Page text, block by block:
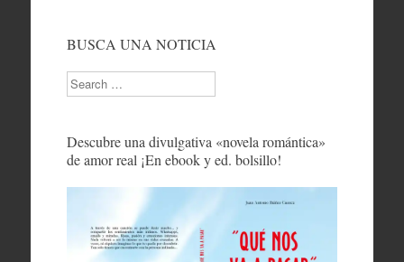
BUSCA UNA NOTICIA
Search
Descubre una divulgativa «novela romántica»
de amor real ¡En ebook y ed. bolsillo!